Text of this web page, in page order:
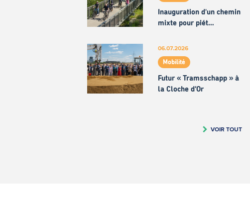
Inauguration d'un chemin
mixte pour piét…
06.07.2026
Mobilité
Futur « Tramsschapp » à
la Cloche d’Or
VOIR TOUT